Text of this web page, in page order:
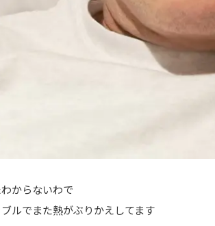
からないわで
ルでまた熱がぶりかえしてます